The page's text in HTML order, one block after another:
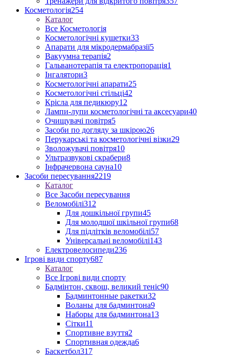
Косметологія254
Каталог
Все Косметологія
Косметологічні кушетки33
Апарати для мікродермабразії5
Вакуумна терапія2
Гальванотерапія та електропорація1
Інгалятори3
Косметологічні апарати25
Косметологічні стільці42
Крісла для педикюру12
Лампи-лупи косметологічні та аксесуари40
Очищувачі повітря5
Засоби по догляду за шкірою26
Перукарські та косметологічні візки29
Зволожувачі повітря10
Ультразвукові скрабери8
Інфрачервона сауна10
Засоби пересування2219
Каталог
Все Засоби пересування
Веломобілі312
Для дошкільної групи45
Для молодшої шкільної групи68
Для підлітків веломобілі57
Універсальні веломобілі143
Електровелосипеди236
Ігрові види спорту687
Каталог
Все Ігрові види спорту
Бадмінтон, сквош, великий теніс90
Бадминтонные ракетки32
Воланы для бадминтона9
Наборы для бадминтона13
Сітки11
Спортивне взуття2
Спортивная одежда6
Баскетбол317